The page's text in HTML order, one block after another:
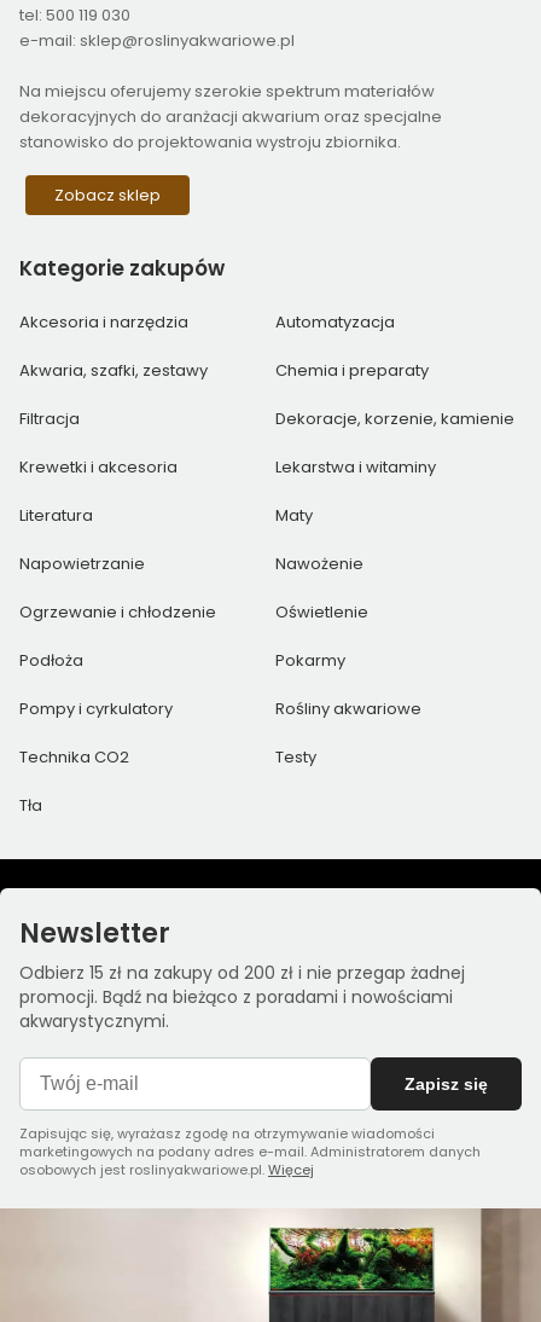
tel: 500 119 030
e-mail: sklep@roslinyakwariowe.pl
Na miejscu oferujemy szerokie spektrum materiałów
dekoracyjnych do aranżacji akwarium oraz specjalne
stanowisko do projektowania wystroju zbiornika.
Zobacz sklep
Kategorie zakupów
Akcesoria i narzędzia Automatyzacja
Akwaria, szafki, zestawy Chemia i preparaty
Filtracja Dekoracje, korzenie, kamienie
Krewetki i akcesoria Lekarstwa i witaminy
Literatura Maty
Napowietrzanie Nawożenie
Ogrzewanie i chłodzenie Oświetlenie
Podłoża Pokarmy
Pompy i cyrkulatory Rośliny akwariowe
Technika CO2 Testy
Tła
Newsletter
Odbierz 15 zł na zakupy od 200 zł i nie przegap żadnej
promocji. Bądź na bieżąco z poradami i nowościami
akwarystycznymi.
Zapisz się
Zapisując się, wyrażasz zgodę na otrzymywanie wiadomości
marketingowych na podany adres e-mail. Administratorem danych
osobowych jest roslinyakwariowe.pl.Więcej